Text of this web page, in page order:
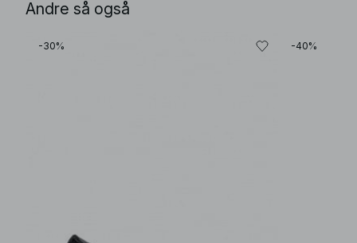
Andre så også
-30% -40%